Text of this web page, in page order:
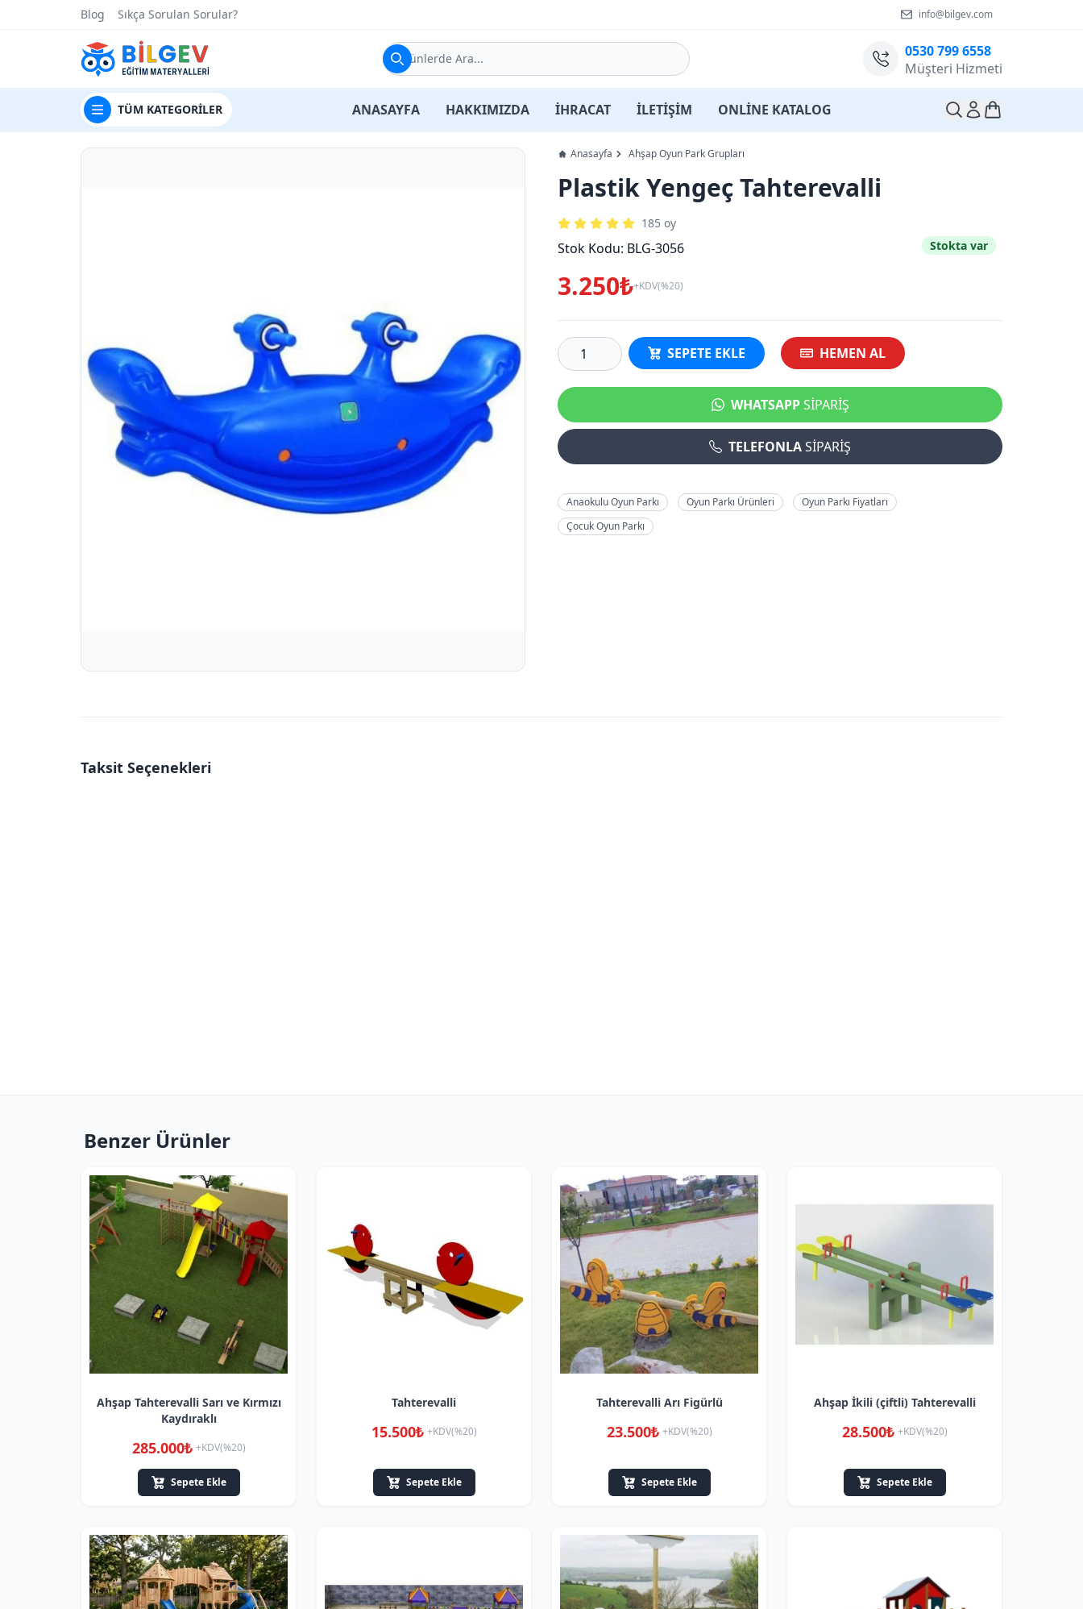
Blog Sıkça Sorulan Sorular? info@bilgev.com
Ürünlerde Ara...
0530 799 6558
Müşteri Hizmeti
TÜM KATEGORİLER ANASAYFA HAKKIMIZDA İHRACAT İLETİŞİM ONLİNE KATALOG
Anasayfa Ahşap Oyun Park Grupları
Plastik Yengeç Tahterevalli
185 oy
Stok Kodu: BLG-3056 Stokta var
3.250₺+KDV(%20)
SEPETE EKLE HEMEN AL
WHATSAPP SİPARİŞ
TELEFONLASİPARİŞ
Anaokulu Oyun Parkı Oyun Parkı Ürünleri
Oyun Parkı Fiyatları
Çocuk Oyun Parkı
Taksit Seçenekleri
Benzer Ürünler
Ahşap Tahterevalli Sarı ve Kırmızı
Kaydıraklı
285.000₺ +KDV(%20)
Sepete Ekle
Tahterevalli
15.500₺ +KDV(%20)
Sepete Ekle
Tahterevalli Arı Figürlü
23.500₺ +KDV(%20)
Sepete Ekle
Ahşap İkili (çiftli) Tahterevalli
28.500₺ +KDV(%20)
Sepete Ekle